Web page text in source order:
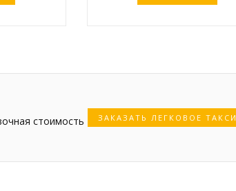
стоимость
ЗАКАЗАТЬ ЛЕГКОВОЕ ТАКСИ